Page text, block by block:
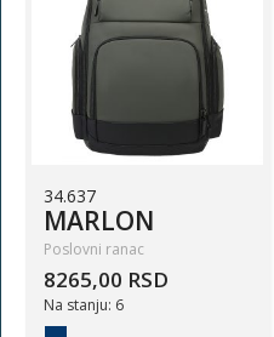
34.637
MARLON
Poslovni ranac
8265,00 RSD
Na stanju: 6